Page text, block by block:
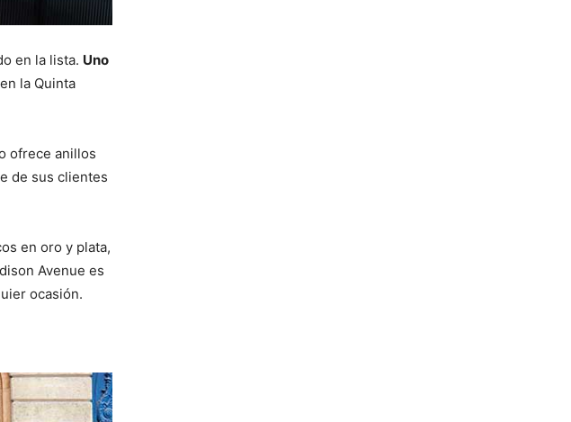
en la lista. Uno
la Quinta
ofrece anillos
de sus clientes
en oro y plata,
Avenue es
ocasión​.